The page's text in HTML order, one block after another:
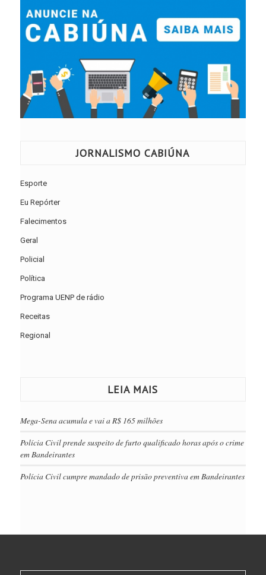
JORNALISMO CABIÚNA
Esporte
Eu Repórter
Falecimentos
Geral
Policial
Política
Programa UENP de rádio
Receitas
Regional
LEIA MAIS
Mega-Sena acumula e vai a R$ 165 milhões
Polícia Civil prende suspeito de furto qualificado horas após o crime
em Bandeirantes
Polícia Civil cumpre mandado de prisão preventiva em Bandeirantes